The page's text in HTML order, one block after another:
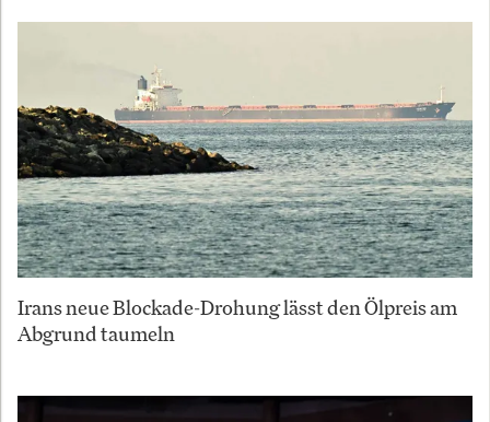
Irans neue Blockade-Drohung lässt den Ölpreis am
Abgrund taumeln